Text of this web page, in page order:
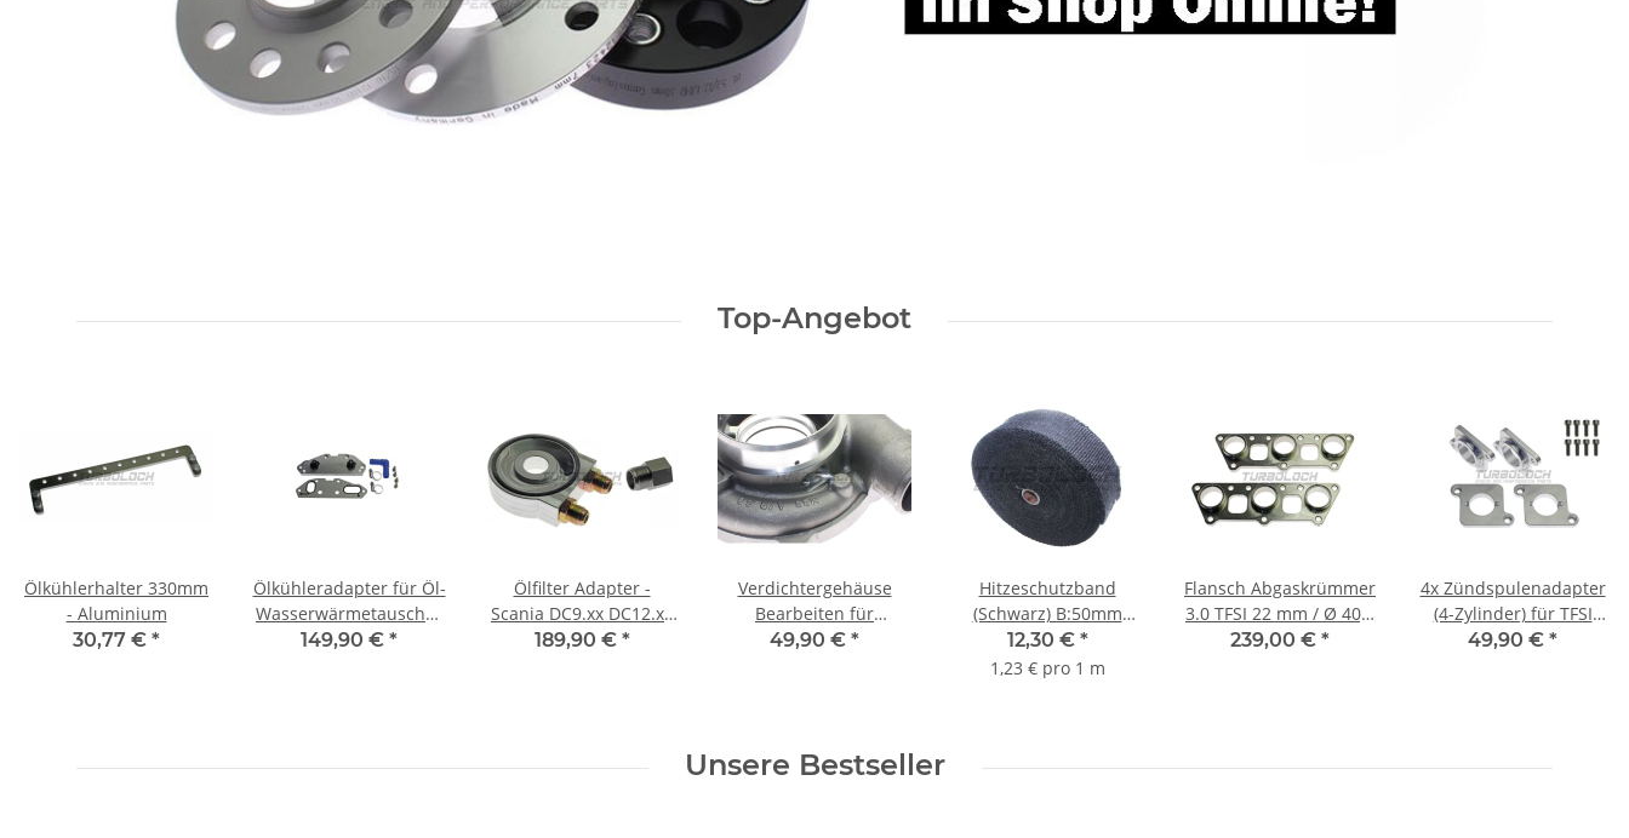
Top-Angebot
Ölkühlerhalter 330mm
- Aluminium
30,77 € *
Ölkühleradapter für Öl-
Wasserwärmetauscher
Ersatz- Audi 3.0 TFSI
149,90 € *
Ölfilter Adapter -
Scania DC9.xx DC12.xx
DSC12.xx 54A
189,90 € *
Verdichtergehäuse
Bearbeiten für
Drehzahlsensor -
49,90 € *
Hitzeschutzband
(Schwarz) B:50mm
L:10m
12,30 € *
1,23 € pro 1 m
Flansch Abgaskrümmer
3.0 TFSI 22 mm / Ø 40,3
(1.4571)
239,00 € *
4x Zündspulenadapter
(4-Zylinder) für TFSI
Zündspulen - passend
49,90 € *
Unsere Bestseller